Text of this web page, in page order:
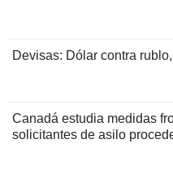
Devisas: Dólar contra
Canadá estudia medidas
solicitantes de asilo